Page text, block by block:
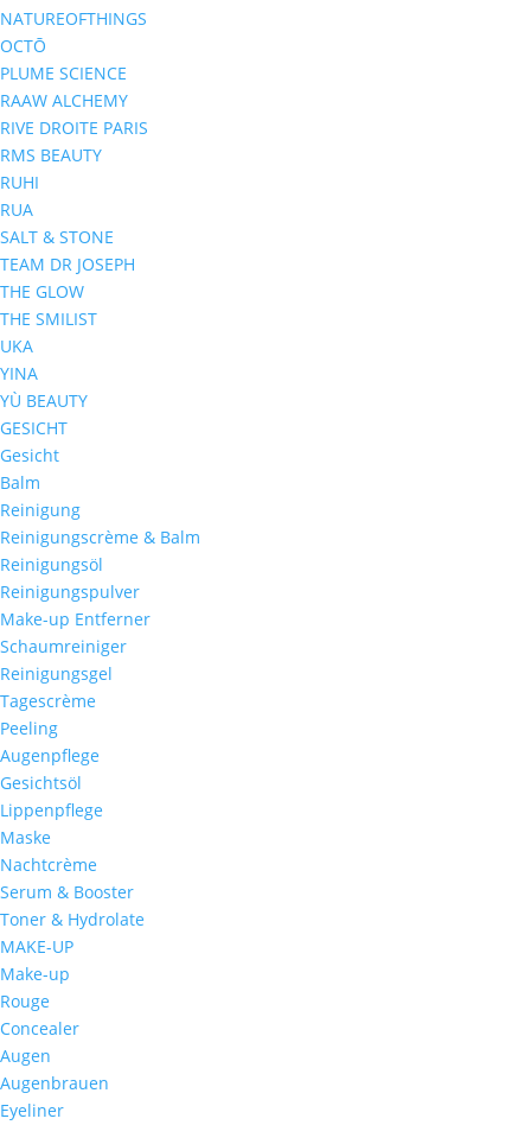
NATUREOFTHINGS
OCTŌ
PLUME SCIENCE
RAAW ALCHEMY
RIVE DROITE PARIS
RMS BEAUTY
RUHI
RUA
SALT & STONE
TEAM DR JOSEPH
THE GLOW
THE SMILIST
UKA
YINA
YÙ BEAUTY
GESICHT
Gesicht
Balm
Reinigung
Reinigungscrème & Balm
Reinigungsöl
Reinigungspulver
Make-up Entferner
Schaumreiniger
Reinigungsgel
Tagescrème
Peeling
Augenpflege
Gesichtsöl
Lippenpflege
Maske
Nachtcrème
Serum & Booster
Toner & Hydrolate
MAKE-UP
Make-up
Rouge
Concealer
Augen
Augenbrauen
Eyeliner